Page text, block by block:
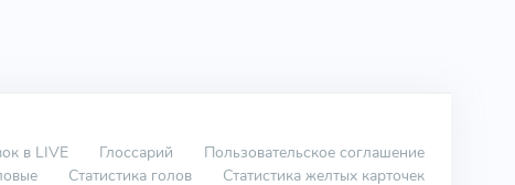
в LIVE Глоссарий
Пользовательское соглашение
Статистика голов
Статистика желтых карточек